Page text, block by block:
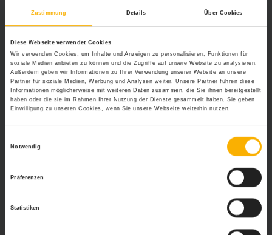
Zustimmung Details Über Cookies
Diese Webseite verwendet Cookies
Wir verwenden Cookies, um Inhalte und Anzeigen zu personalisieren, Funktionen für
soziale Medien anbieten zu können und die Zugriffe auf unsere Website zu analysieren.
Außerdem geben wir Informationen zu Ihrer Verwendung unserer Website an unsere
Partner für soziale Medien, Werbung und Analysen weiter. Unsere Partner führen diese
Informationen möglicherweise mit weiteren Daten zusammen, die Sie ihnen bereitgestellt
haben oder die sie im Rahmen Ihrer Nutzung der Dienste gesammelt haben. Sie geben
Einwilligung zu unseren Cookies, wenn Sie unsere Webseite weiterhin nutzen.
Notwendig
Präferenzen
Statistiken
Weitere Relevante Beiträge Zu Diesem
Thema
Tipps fürs Dokumentenmanagement in Ihrem
Unternehmen
Mitarbeiterzufriedenheit – ein Motor für den Erfolg
Büro Wasserspender – eine kluge Entscheidung für
mehr Mitarbeiterzufriedenheit